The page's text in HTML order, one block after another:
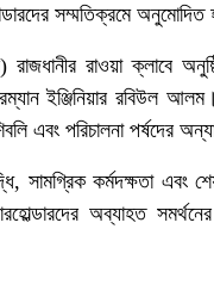
সম্মতিক্রমে অনুমোদিত
রাজধানীর রাওয়া ক্লাবে
ইঞ্জিনিয়ার রবিউল
এবং পরিচালনা পর্ষদের
সামগ্রিক কর্মদক্ষতা এবং
অব্যাহত